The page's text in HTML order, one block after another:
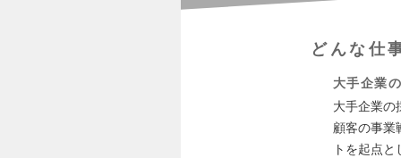
どんな仕
大手企業
大手企業の
顧客の事業
トを起点と